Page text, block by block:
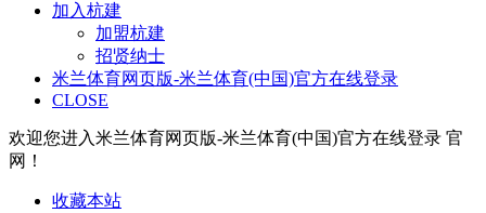
加入杭建
加盟杭建
招贤纳士
米兰体育网页版-米兰体育(中国)官方在线登录
CLOSE
欢迎您进入米兰体育网页版-米兰体育(中国)官方在线登录 官
网！
收藏本站